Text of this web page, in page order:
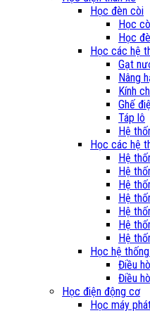
Học đèn còi
Học
Học
Học các hệ
Gạt
Nâng
Kính
Ghế
Táp lô
Hệ
Học các hệ
Hệ
Hệ
Hệ
Hệ
Hệ
Hệ
Hệ
Học hệ
Điều
Điều
Học điện động cơ
Học máy